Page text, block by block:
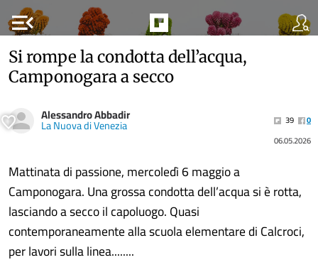
menu_open
Si rompe la condotta dell’acqua,
Camponogara a secco
Alessandro Abbadir
La Nuova di Venezia 39
0
06.05.2026
Mattinata di passione, mercoledì 6 maggio a
Camponogara. Una grossa condotta dell’acqua si è rotta,
lasciando a secco il capoluogo. Quasi
contemporaneamente alla scuola elementare di Calcroci,
per lavori sulla linea........